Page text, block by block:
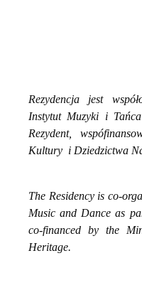
Rezydencja jest
Instytut Muzyki i
Rezydent,
Kultury i Dziedzictwa
The Residency is co-
Music and Dance as
co-financed by the
Heritage.